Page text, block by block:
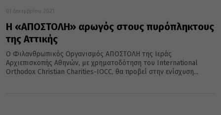
01 Δεκεμβρίου 2021
Η «ΑΠΟΣΤΟΛΗ» αρωγός στους πυρόπληκτους
της Αττικής
Ο Φιλανθρωπικός Οργανισμός ΑΠΟΣΤΟΛΗ της Ιεράς
Αρχιεπισκοπής Αθηνών, με χρηματοδότηση του International
Orthodox Christian Charities-IOCC, θα προβεί στην ενίσχυση...